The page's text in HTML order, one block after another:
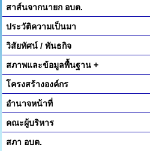
สาส์นจากนายก อบต.
ประวัติความเป็นมา
วิสัยทัศน์ / พันธกิจ
สภาพและข้อมูลพื้นฐาน +
โครงสร้างองค์กร
อำนาจหน้าที่
คณะผู้บริหาร
สภา อบต.